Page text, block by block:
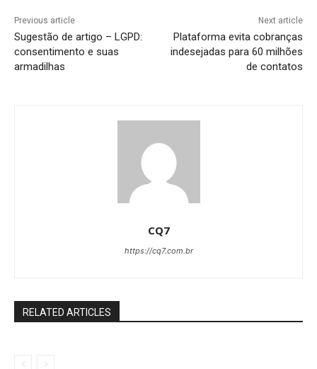
Previous article
Sugestão de artigo – LGPD:
consentimento e suas
armadilhas
Next article
Plataforma evita cobranças
indesejadas para 60 milhões
de contatos
CQ7
https://cq7.com.br
RELATED ARTICLES